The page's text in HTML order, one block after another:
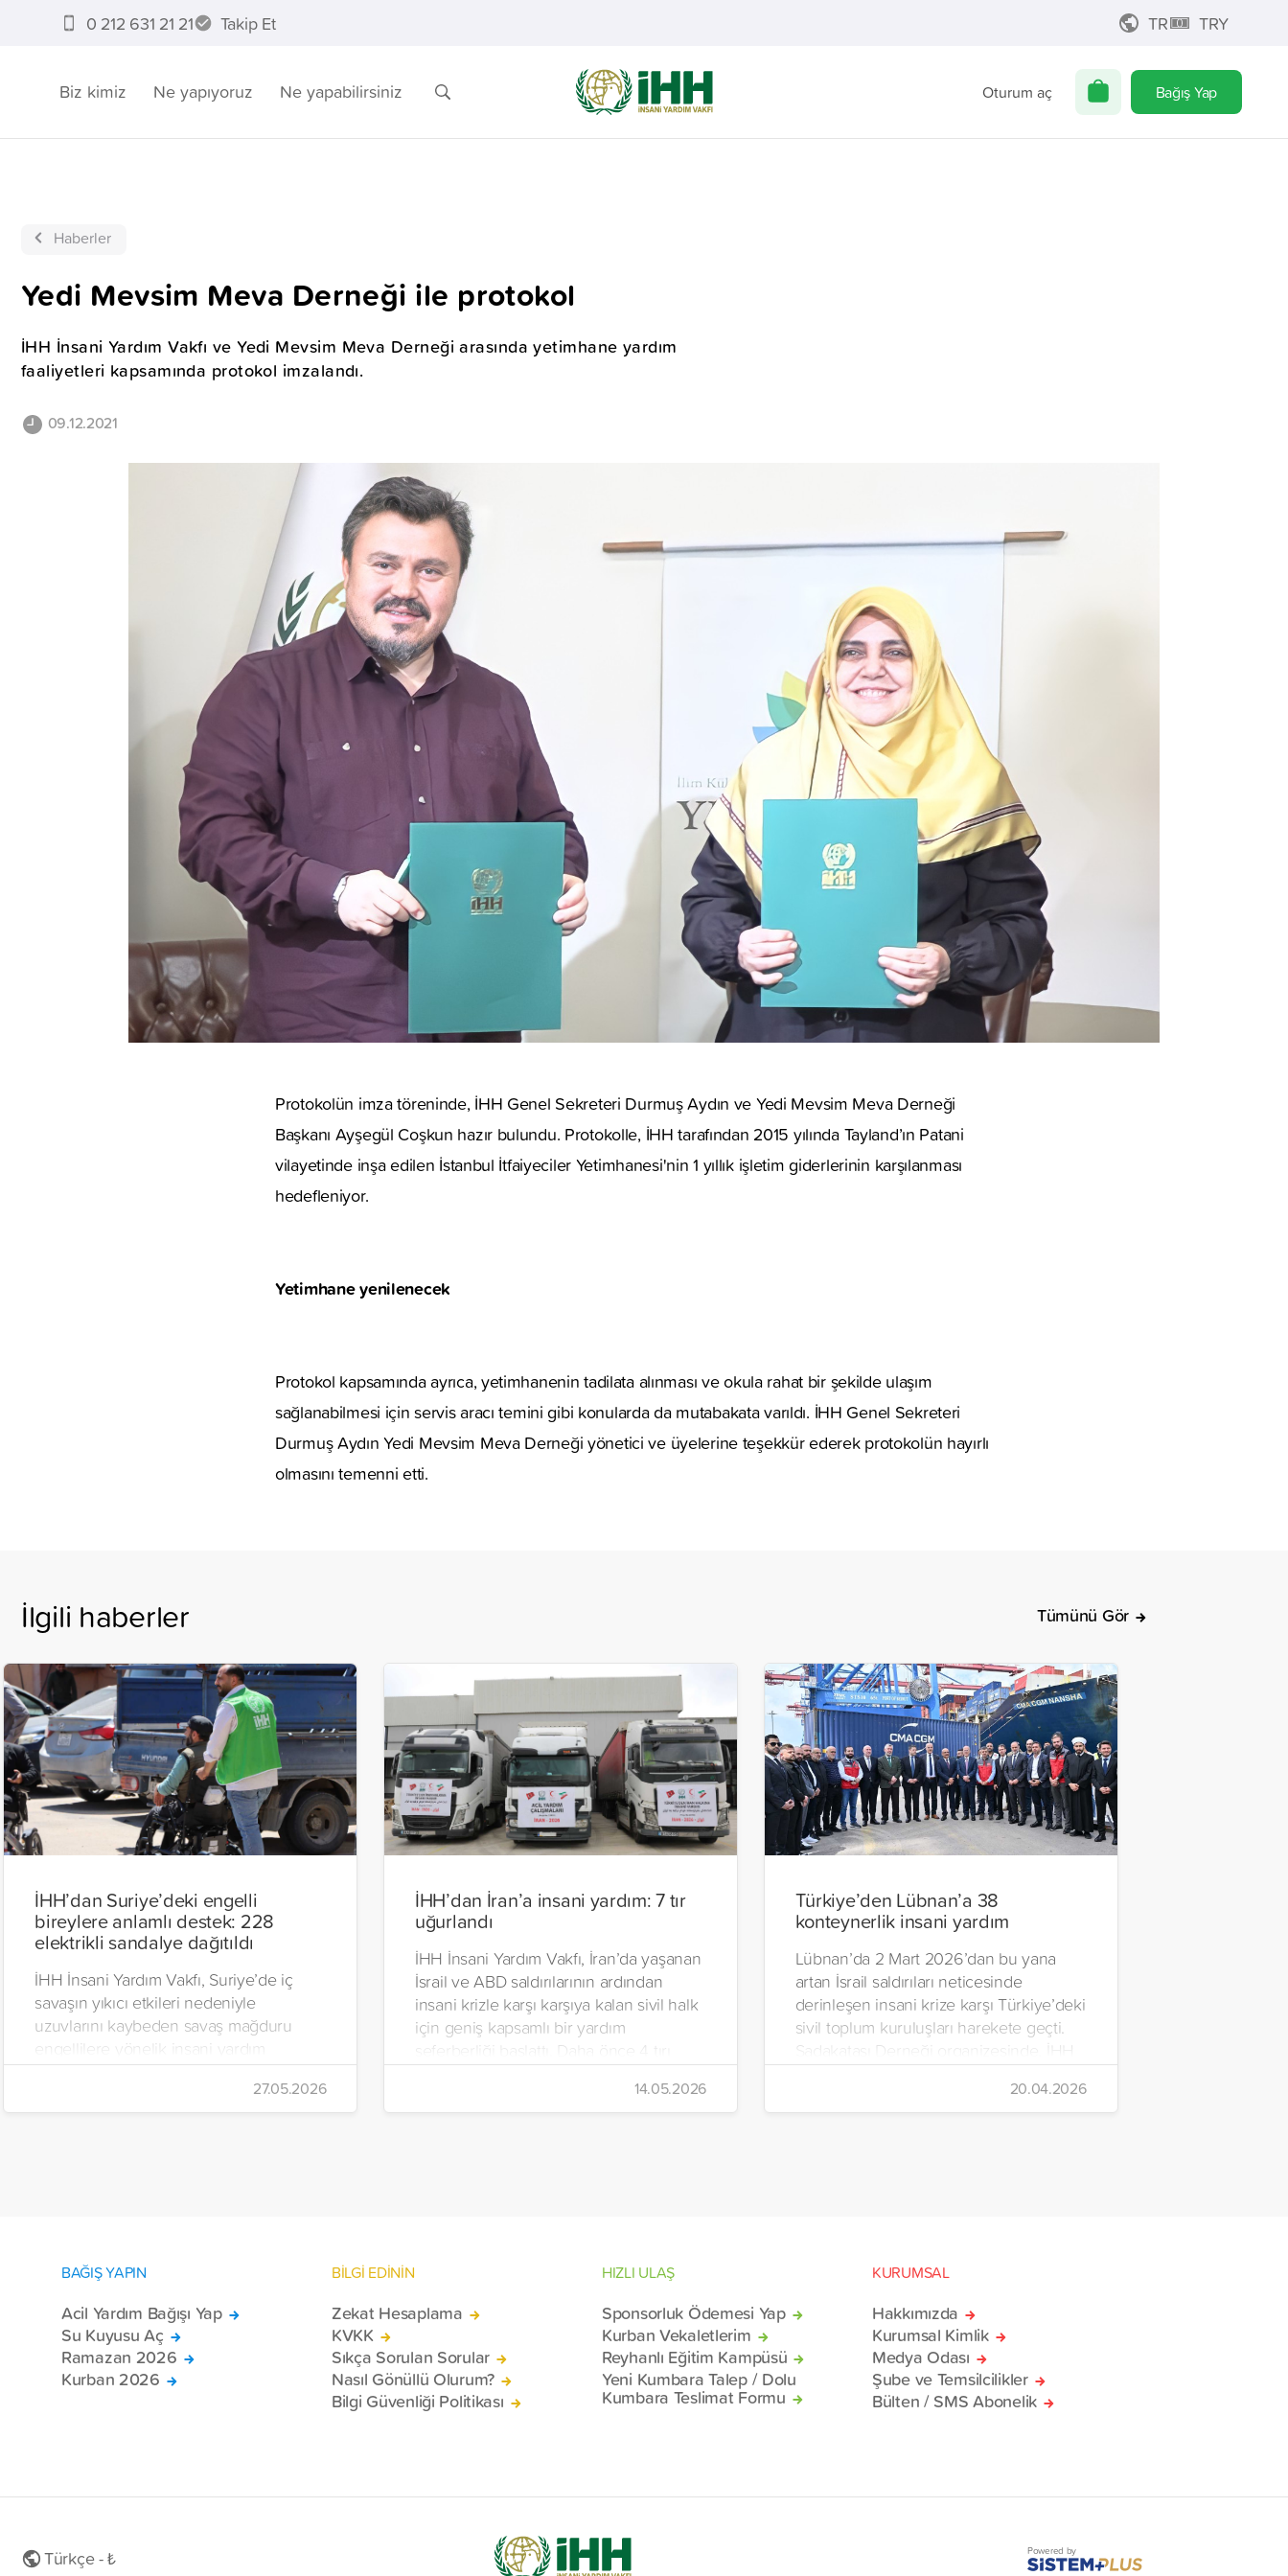
0 212 631 21 21 Takip Et TR TRY
Biz kimiz Ne yapıyoruz Ne yapabilirsiniz Oturum aç Bağış Yap
Haberler
Yedi Mevsim Meva Derneği ile protokol
İHH İnsani Yardım Vakfı ve Yedi Mevsim Meva Derneği arasında yetimhane yardım
faaliyetleri kapsamında protokol imzalandı.
09.12.2021
Protokolün imza töreninde, İHH Genel Sekreteri Durmuş Aydın ve Yedi Mevsim Meva Derneği
Başkanı Ayşegül Coşkun hazır bulundu. Protokolle, İHH tarafından 2015 yılında Tayland’ın Patani
vilayetinde inşa edilen İstanbul İtfaiyeciler Yetimhanesi'nin 1 yıllık işletim giderlerinin karşılanması
hedefleniyor.
Yetimhane yenilenecek
Protokol kapsamında ayrıca, yetimhanenin tadilata alınması ve okula rahat bir şekilde ulaşım
sağlanabilmesi için servis aracı temini gibi konularda da mutabakata varıldı. İHH Genel Sekreteri
Durmuş Aydın Yedi Mevsim Meva Derneği yönetici ve üyelerine teşekkür ederek protokolün hayırlı
olmasını temenni etti.
İlgili haberler Tümünü Gör
İHH’dan Suriye’deki engelli
bireylere anlamlı destek: 228
elektrikli sandalye dağıtıldı
İHH İnsani Yardım Vakfı, Suriye’de iç
savaşın yıkıcı etkileri nedeniyle
uzuvlarını kaybeden savaş mağduru
engellilere yönelik insani yardım
çalışmalarını aralıksız sürdürüyor. Vakıf,
yürütülen son projeyle Suriye’nin Şam,
Halep, Hama, Humus ve İdlib
27.05.2026
İHH’dan İran’a insani yardım: 7 tır
uğurlandı
İHH İnsani Yardım Vakfı, İran’da yaşanan
İsrail ve ABD saldırılarının ardından
insani krizle karşı karşıya kalan sivil halk
için geniş kapsamlı bir yardım
seferberliği başlattı. Daha önce 4 tırı
İran’a gönderen vakıf, ilaç, gıda kolisi ve
temel ihtiyaç malzemelerinden oluşan 7
tırı daha ülkeye uğurladı.
14.05.2026
Türkiye’den Lübnan’a 38
konteynerlik insani yardım
Lübnan’da 2 Mart 2026’dan bu yana
artan İsrail saldırıları neticesinde
derinleşen insani krize karşı Türkiye’deki
sivil toplum kuruluşları harekete geçti.
Sadakataşı Derneği organizesinde, İHH
İnsani Yardım Vakfı, Yetim Vakfı ve
Yeryüzü Çocukları Derneği tarafından
hazırlanan ve içerisinde acil ihtiyaç
20.04.2026
BAĞIŞ YAPIN
Acil Yardım Bağışı Yap
Su Kuyusu Aç
Ramazan 2026
Kurban 2026
BİLGİ EDİNİN
Zekat Hesaplama
KVKK
Sıkça Sorulan Sorular
Nasıl Gönüllü Olurum?
Bilgi Güvenliği Politikası
HIZLI ULAŞ
Sponsorluk Ödemesi Yap
Kurban Vekaletlerim
Reyhanlı Eğitim Kampüsü
Yeni Kumbara Talep / Dolu
Kumbara Teslimat Formu
KURUMSAL
Hakkımızda
Kurumsal Kimlik
Medya Odası
Şube ve Temsilcilikler
Bülten / SMS Abonelik
Türkçe - ₺ Powered by